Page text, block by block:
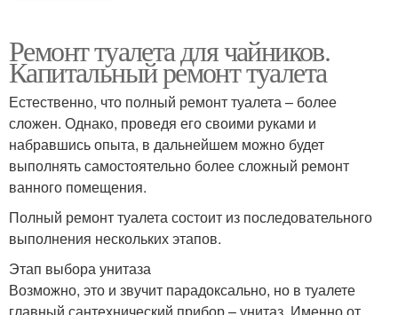
Ремонт туалета для чайников.
Капитальный ремонт туалета
Естественно, что полный ремонт туалета – более
сложен. Однако, проведя его своими руками и
набравшись опыта, в дальнейшем можно будет
выполнять самостоятельно более сложный ремонт
ванного помещения.
Полный ремонт туалета состоит из последовательного
выполнения нескольких этапов.
Этап выбора унитаза
Возможно, это и звучит парадоксально, но в туалете
главный сантехнический прибор – унитаз. Именно от